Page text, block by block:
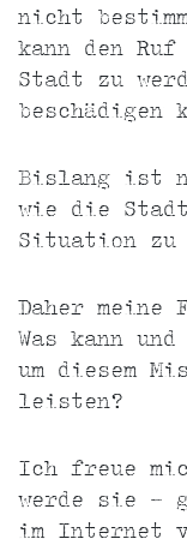
nicht
kann den
Stadt zu
beschädigen
Bislang ist
wie die
Situation zu
Daher meine
Was kann
um diesem
leisten?
Ich freue
werde sie -
im Internet